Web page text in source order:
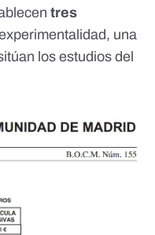
tres
una
los estudios del